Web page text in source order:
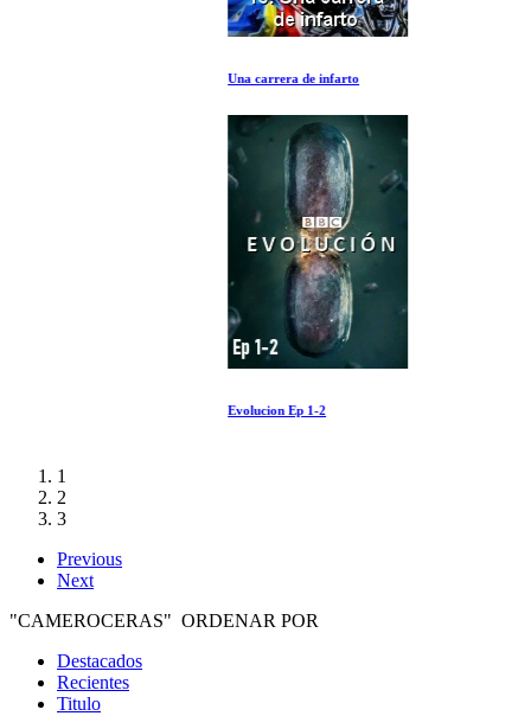
1
2
3
Previous
Next
"CAMEROCERAS" ORDENAR POR
Destacados
Recientes
Titulo